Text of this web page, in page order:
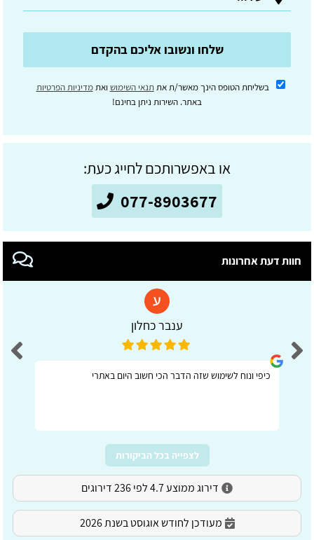
שלחו ונשובו אליכם בהקדם
בשליחת הטופס הינך מאשר/ת את תנאי השימוש ואתמדיניות הפרטיות
באתר. השירות ניתן בחינם!
או באפשרותכם לחייג כעת:
077-8903677
חוות דעת אחרונות
ענבר כחלון
כיפי ונוח לשימוש שזה הדבר הכי חשוב היום באתרי
לצפייה בכל הביקורות
דירוג ממוצע 4.7 לפי 236 דירוגים
מעודכן לחודש אוגוסט בשנת 2026